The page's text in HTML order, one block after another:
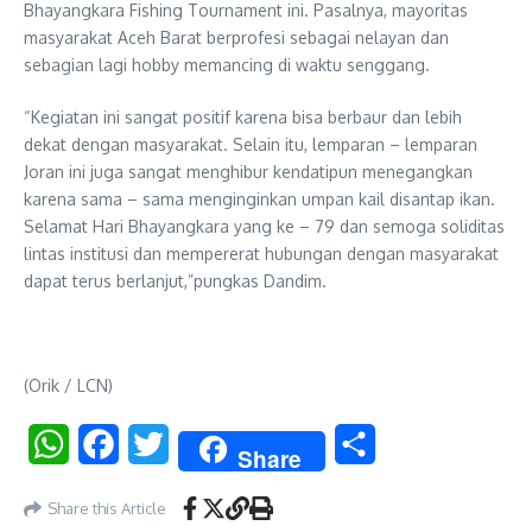
Bhayangkara Fishing Tournament ini. Pasalnya, mayoritas
masyarakat Aceh Barat berprofesi sebagai nelayan dan
sebagian lagi hobby memancing di waktu senggang.
“Kegiatan ini sangat positif karena bisa berbaur dan lebih
dekat dengan masyarakat. Selain itu, lemparan – lemparan
Joran ini juga sangat menghibur kendatipun menegangkan
karena sama – sama menginginkan umpan kail disantap ikan.
Selamat Hari Bhayangkara yang ke – 79 dan semoga soliditas
lintas institusi dan mempererat hubungan dengan masyarakat
dapat terus berlanjut,”pungkas Dandim.
(Orik / LCN)
WhatsAppFacebookTwitter Share
Share this Article